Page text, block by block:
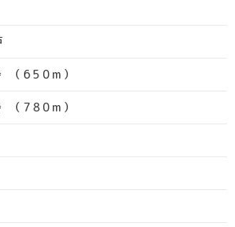
（650m）
（780m）